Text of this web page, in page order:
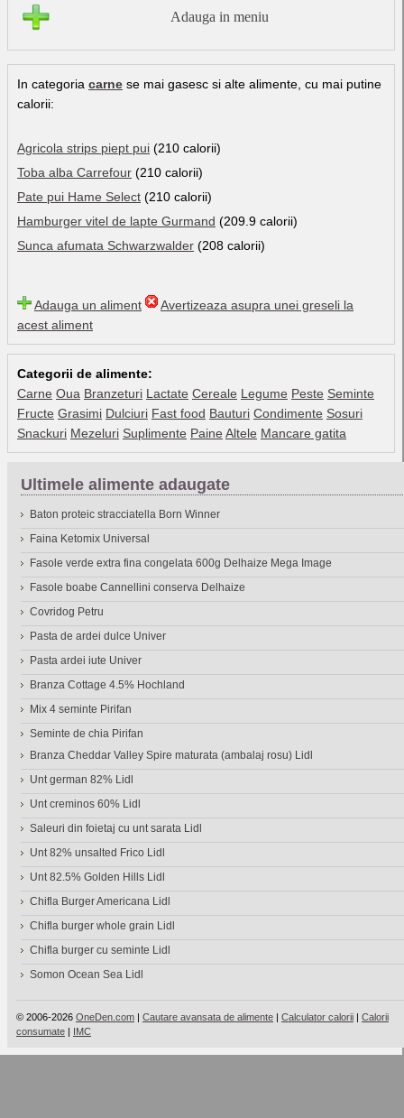
Adauga in meniu
In categoria carne se mai gasesc si alte alimente, cu mai putine
calorii:
Agricola strips piept pui (210 calorii)
Toba alba Carrefour (210 calorii)
Pate pui Hame Select (210 calorii)
Hamburger vitel de lapte Gurmand (209.9 calorii)
Sunca afumata Schwarzwalder (208 calorii)
Adauga un aliment
Avertizeaza asupra unei greseli la
acest aliment
Categorii de alimente:
Carne Oua Branzeturi Lactate Cereale Legume Peste Seminte
Fructe Grasimi Dulciuri Fast food Bauturi Condimente Sosuri
Snackuri Mezeluri Suplimente Paine Altele Mancare gatita
Ultimele alimente adaugate
Baton proteic stracciatella Born Winner
Faina Ketomix Universal
Fasole verde extra fina congelata 600g Delhaize Mega Image
Fasole boabe Cannellini conserva Delhaize
Covridog Petru
Pasta de ardei dulce Univer
Pasta ardei iute Univer
Branza Cottage 4.5% Hochland
Mix 4 seminte Pirifan
Seminte de chia Pirifan
Branza Cheddar Valley Spire maturata (ambalaj rosu) Lidl
Unt german 82% Lidl
Unt creminos 60% Lidl
Saleuri din foietaj cu unt sarata Lidl
Unt 82% unsalted Frico Lidl
Unt 82.5% Golden Hills Lidl
Chifla Burger Americana Lidl
Chifla burger whole grain Lidl
Chifla burger cu seminte Lidl
Somon Ocean Sea Lidl
© 2006-2026 OneDen.com | Cautare avansata de alimente | Calculator calorii | Calorii
consumate | IMC